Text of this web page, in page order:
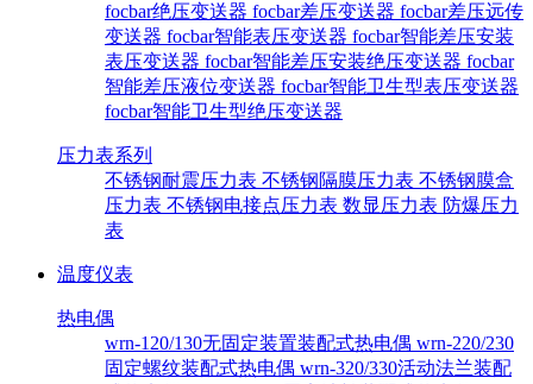
focbar绝压变送器 focbar差压变送器 focbar差压远传
变送器 focbar智能表压变送器 focbar智能差压安装
表压变送器 focbar智能差压安装绝压变送器 focbar
智能差压液位变送器 focbar智能卫生型表压变送器
focbar智能卫生型绝压变送器
压力表系列
不锈钢耐震压力表 不锈钢隔膜压力表 不锈钢膜盒
压力表 不锈钢电接点压力表 数显压力表 防爆压力
表
温度仪表
热电偶
wrn-120/130无固定装置装配式热电偶 wrn-220/230
固定螺纹装配式热电偶 wrn-320/330活动法兰装配